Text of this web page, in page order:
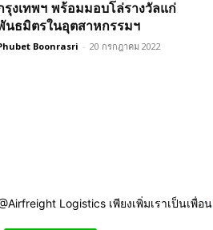
รุงเทพฯ พร้อมมอบโล่รางวัลแก่
นธมิตรในอุตสาหกรรมฯ
Boonrasri - 20 กรกฎาคม 2022
Logistics เพียงเพิ่มเราเป็นเพื่อน